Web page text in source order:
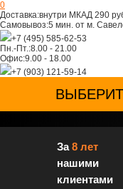
0
Доставка:внутри МКАД 290
Самовывоз:5 мин. от м.
+7 (495) 585-62-53
Пн.-Пт.:8.00 - 21.00
Офис:9.00 - 18.00
+7 (903) 121-59-14
За8 лет
нашими
клиентами